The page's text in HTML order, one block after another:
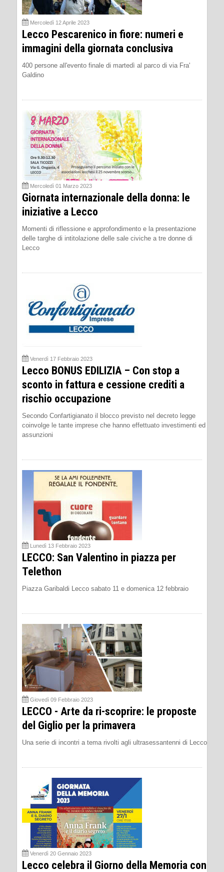
Mercoledì 12 Aprile 2023
Lecco Pescarenico in fiore: numeri e
immagini della giornata conclusiva
400 persone all'evento finale di martedì al parco di via Fra'
Galdino
Mercoledì 01 Marzo 2023
Giornata internazionale della donna: le
iniziative a Lecco
Momenti di riflessione e approfondimento e la presentazione
delle targhe di intitolazione delle sale civiche a tre donne di
Lecco
Venerdì 17 Febbraio 2023
Lecco BONUS EDILIZIA – Con stop a
sconto in fattura e cessione crediti a
rischio occupazione
Secondo Confartigianato il blocco previsto nel decreto legge
coinvolge le tante imprese che hanno effettuato investimenti ed
assunzioni
Lunedì 13 Febbraio 2023
LECCO: San Valentino in piazza per
Telethon
Piazza Garibaldi Lecco sabato 11 e domenica 12 febbraio
Giovedì 09 Febbraio 2023
LECCO - Arte da ri-scoprire: le proposte
del Giglio per la primavera
Una serie di incontri a tema rivolti agli ultrasessantenni di Lecco
Venerdì 20 Gennaio 2023
Lecco celebra il Giorno della Memoria con